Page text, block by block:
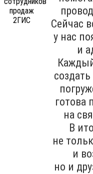
Сейчас
у нас
и
готова
на
В
не
и
но и